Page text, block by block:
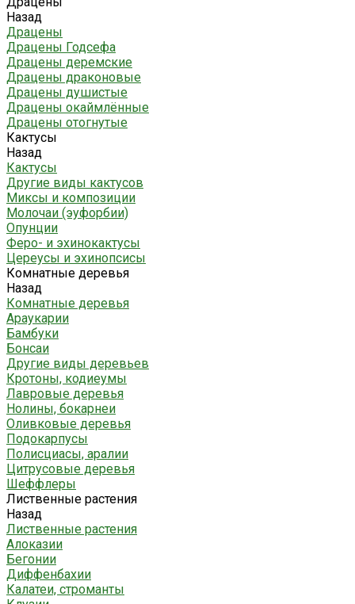
Назад
Драцены
Драцены Годсефа
Драцены деремские
Драцены драконовые
Драцены душистые
Драцены окаймлённые
Драцены отогнутые
Кактусы
Назад
Кактусы
Другие виды кактусов
Миксы и композиции
Молочаи (эуфорбии)
Опунции
Феро- и эхинокактусы
Цереусы и эхинопсисы
Комнатные деревья
Назад
Комнатные деревья
Араукарии
Бамбуки
Бонсаи
Другие виды деревьев
Кротоны, кодиеумы
Лавровые деревья
Нолины, бокарнеи
Оливковые деревья
Подокарпусы
Полисциасы, аралии
Цитрусовые деревья
Шеффлеры
Лиственные растения
Назад
Лиственные растения
Алоказии
Бегонии
Диффенбахии
Калатеи, строманты